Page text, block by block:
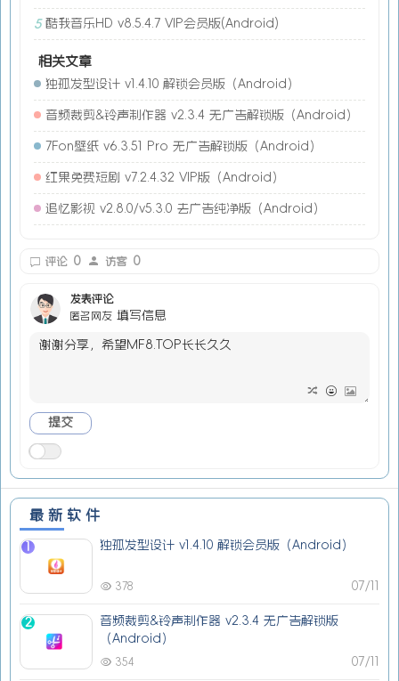
5 酷我音乐HD v8.5.4.7 VIP会员版(Android)
相关文章
独孤发型设计 v1.4.10 解锁会员版（Android）
音频裁剪&铃声制作器 v2.3.4 无广告解锁版（Android）
7Fon壁纸 v6.3.51 Pro 无广告解锁版（Android）
红果免费短剧 v7.2.4.32 VIP版（Android）
追忆影视 v2.8.0/v5.3.0 去广告纯净版（Android）
评论 0 访客 0
发表评论
匿名网友 填写信息
最新软件
1 独孤发型设计 v1.4.10 解锁会员版（Android）
07/11
378
2
音频裁剪&铃声制作器 v2.3.4 无广告解锁版
（Android）
07/11
354